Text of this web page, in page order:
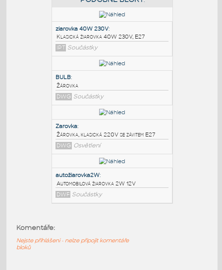
PODOBNÉ BLOKY:
ziarovka 40W 230V:
Klasická žiarovka 40W 230V, E27
IPT
Žárovka
DWG Součástky
DWG Osvětlení
Komentáře:
Nejste přihlášeni - nelze připojit komentáře
bloků